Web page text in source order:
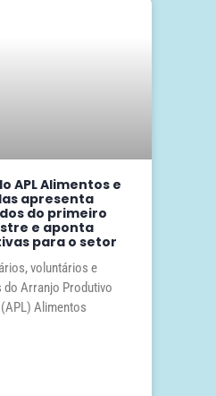
APL Alimentos e
apresenta
do primeiro
e aponta
para o setor
voluntários e
do Arranjo Produtivo
Alimentos